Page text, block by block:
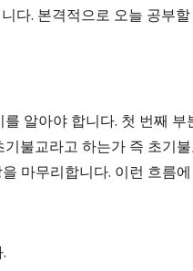
다. 본격적으로 오늘 공부
알아야 합니다. 첫 번째 부
불교라고 하는가 즉 초기
마무리합니다. 이런 흐름